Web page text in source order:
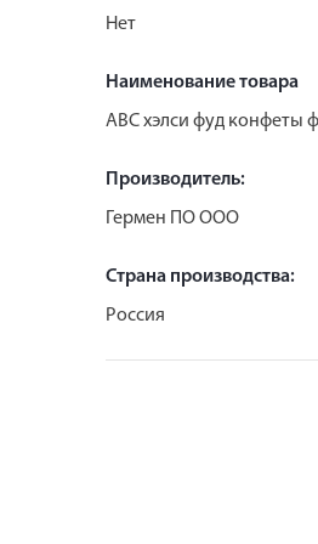
Нет
Наименование товара
АВС хэлси фуд конфеты
Производитель:
Гермен ПО ООО
Страна производства:
Россия